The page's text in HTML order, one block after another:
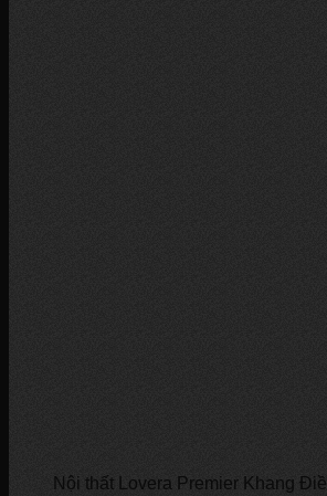
Nội thất Lovera Premier Khang